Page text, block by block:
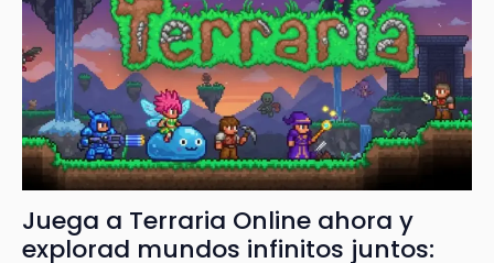
Juega a Terraria Online ahora y
explorad mundos infinitos juntos: